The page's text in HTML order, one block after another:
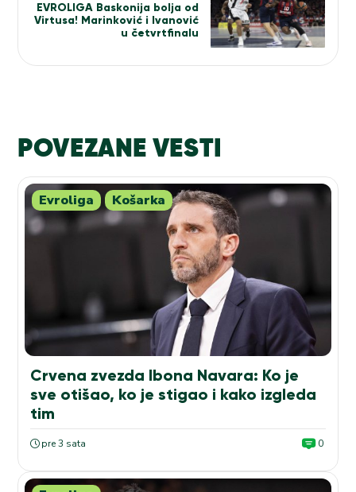
EVROLIGA Baskonija bolja od
Virtusa! Marinković i Ivanović
u četvrtfinalu
POVEZANE VESTI
Evroliga Košarka
Crvena zvezda Ibona Navara: Ko je
sve otišao, ko je stigao i kako izgleda
tim
pre 3 sata 0